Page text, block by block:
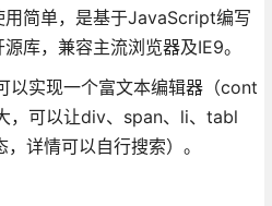
用简单，是基于JavaScript编写
库，兼容主流浏览器及IE9。
实现一个富文本编辑器（cont
，可以让div、span、li、tabl
详情可以自行搜索）。